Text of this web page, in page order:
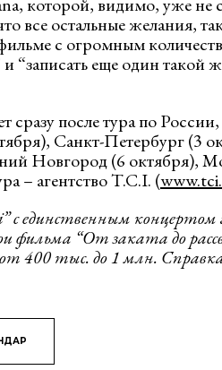
все остальные желания,
с огромным
“записать еще один такой
сразу после тура по
Санкт-Петербург (3
Новгород (6 октября),
– агентство T.C.I. (
” с единственным концертом
фильма “От заката до
400 тыс. до 1 млн.